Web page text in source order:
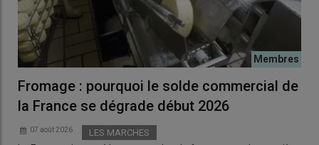
Fromage : pourquoi le solde commercial de
la France se dégrade début 2026
07 août 2026 LES MARCHES